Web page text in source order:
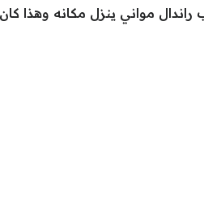
مواني ينزل مكانه وهذا كان